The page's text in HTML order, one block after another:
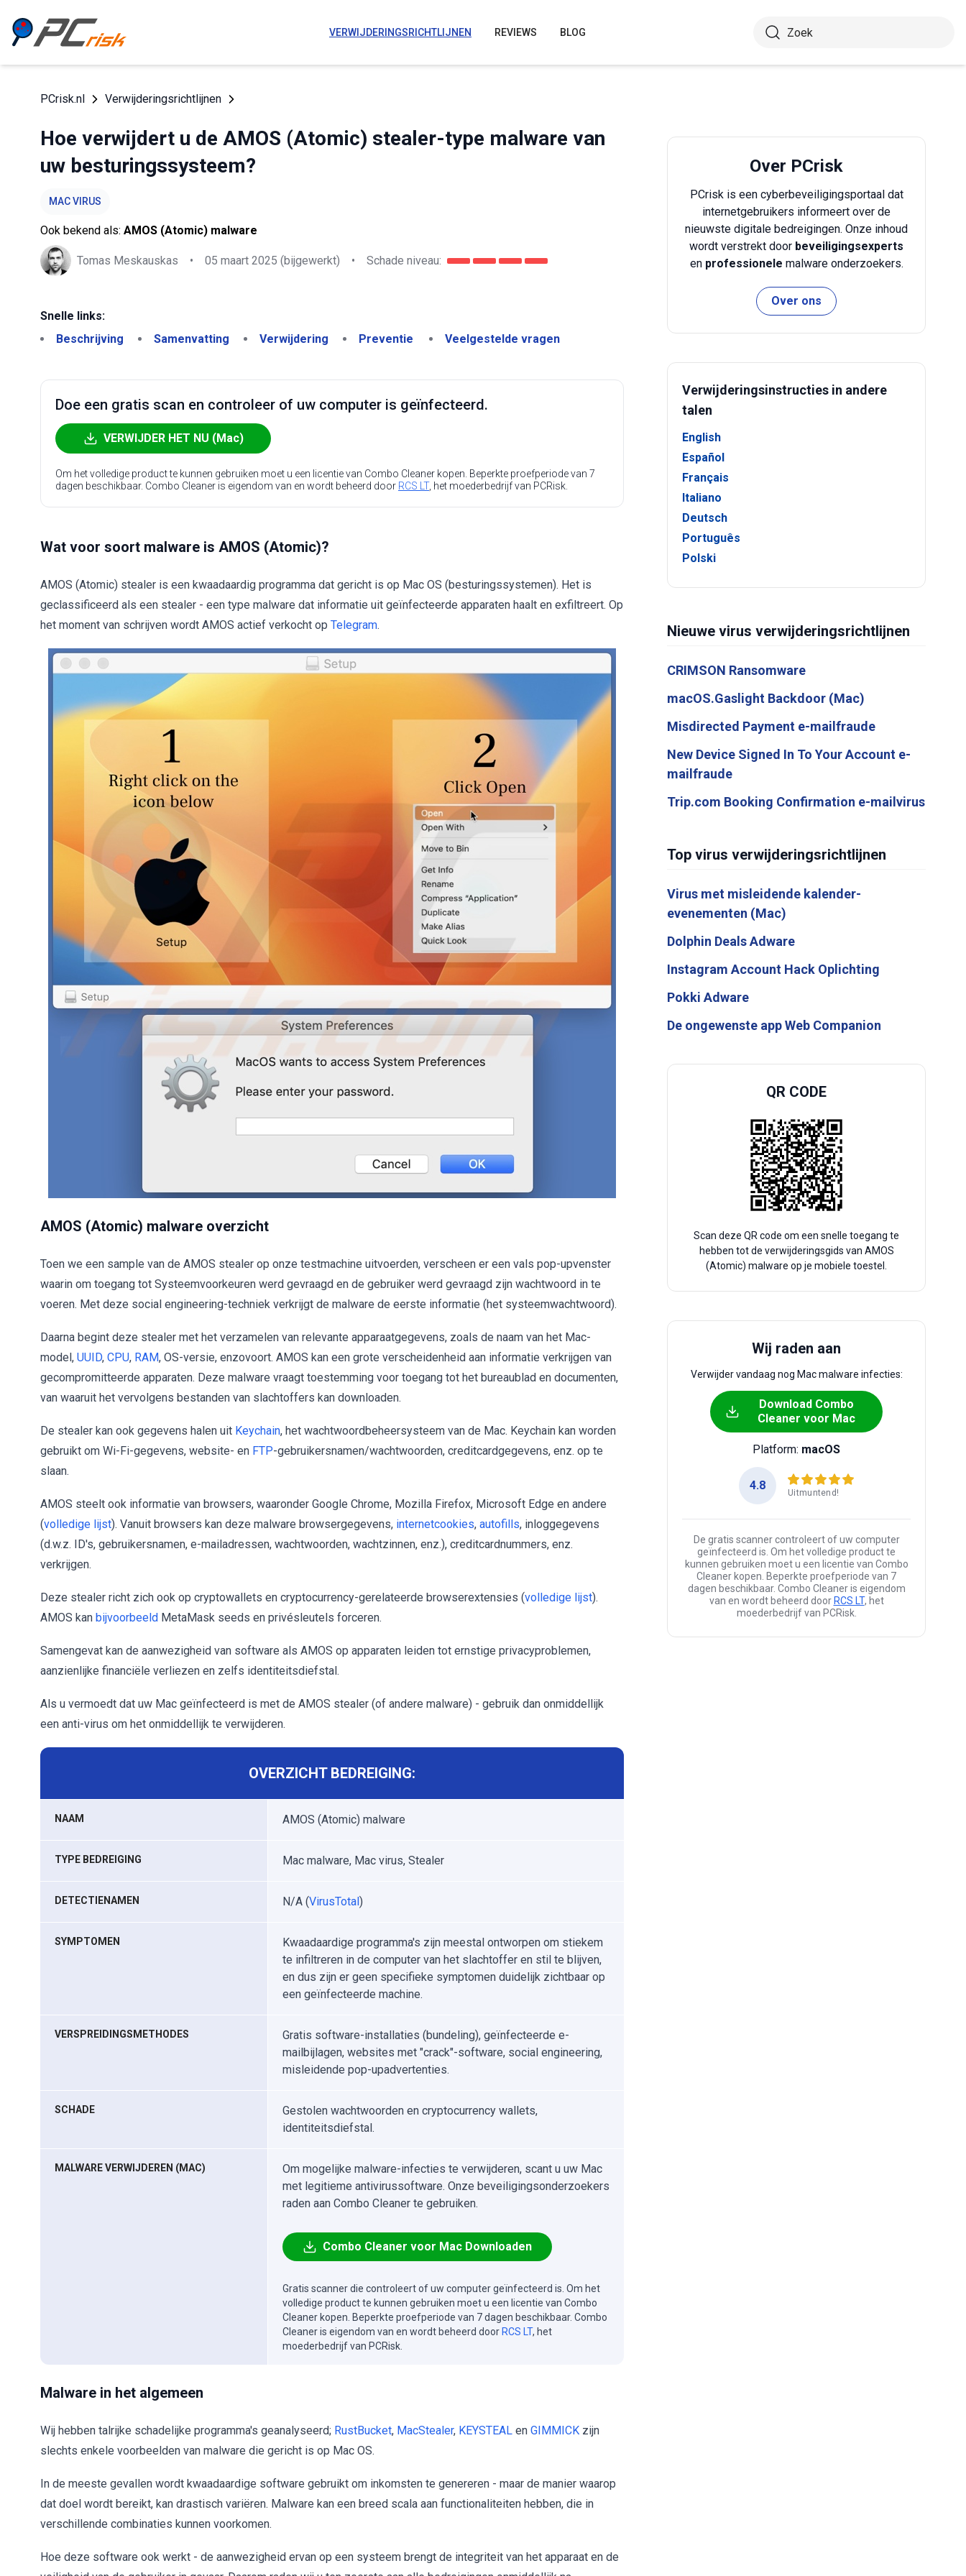
VERWIJDERINGSRICHTLIJNEN REVIEWS BLOG
PCrisk.nl Verwijderingsrichtlijnen
Hoe verwijdert u de AMOS (Atomic) stealer-type malware van
uw besturingssysteem?
MAC VIRUS
Ook bekend als: AMOS (Atomic) malware
Tomas Meskauskas • 05 maart 2025 (bijgewerkt) • Schade niveau:
Snelle links:
Beschrijving
Samenvatting Verwijdering Preventie Veelgestelde vragen
Doe een gratis scan en controleer of uw computer is geïnfecteerd.
VERWIJDER HET NU (Mac)
Om het volledige product te kunnen gebruiken moet u een licentie van Combo Cleaner kopen. Beperkte proefperiode van 7
dagen beschikbaar. Combo Cleaner is eigendom van en wordt beheerd door RCS LT, het moederbedrijf van PCRisk.
Wat voor soort malware is AMOS (Atomic)?
AMOS (Atomic) stealer is een kwaadaardig programma dat gericht is op Mac OS (besturingssystemen). Het is
geclassificeerd als een stealer - een type malware dat informatie uit geïnfecteerde apparaten haalt en exfiltreert. Op
het moment van schrijven wordt AMOS actief verkocht op Telegram.
AMOS (Atomic) malware overzicht
Toen we een sample van de AMOS stealer op onze testmachine uitvoerden, verscheen er een vals pop-upvenster
waarin om toegang tot Systeemvoorkeuren werd gevraagd en de gebruiker werd gevraagd zijn wachtwoord in te
voeren. Met deze social engineering-techniek verkrijgt de malware de eerste informatie (het systeemwachtwoord).
Daarna begint deze stealer met het verzamelen van relevante apparaatgegevens, zoals de naam van het Mac-
model, UUID, CPU, RAM, OS-versie, enzovoort. AMOS kan een grote verscheidenheid aan informatie verkrijgen van
gecompromitteerde apparaten. Deze malware vraagt toestemming voor toegang tot het bureaublad en documenten,
van waaruit het vervolgens bestanden van slachtoffers kan downloaden.
De stealer kan ook gegevens halen uit Keychain, het wachtwoordbeheersysteem van de Mac. Keychain kan worden
gebruikt om Wi-Fi-gegevens, website- en FTP-gebruikersnamen/wachtwoorden, creditcardgegevens, enz. op te
slaan.
AMOS steelt ook informatie van browsers, waaronder Google Chrome, Mozilla Firefox, Microsoft Edge en andere
(volledige lijst). Vanuit browsers kan deze malware browsergegevens, internetcookies, autofills, inloggegevens
(d.w.z. ID's, gebruikersnamen, e-mailadressen, wachtwoorden, wachtzinnen, enz.), creditcardnummers, enz.
verkrijgen.
Deze stealer richt zich ook op cryptowallets en cryptocurrency-gerelateerde browserextensies (volledige lijst).
AMOS kan bijvoorbeeld MetaMask seeds en privésleutels forceren.
Samengevat kan de aanwezigheid van software als AMOS op apparaten leiden tot ernstige privacyproblemen,
aanzienlijke financiële verliezen en zelfs identiteitsdiefstal.
Als u vermoedt dat uw Mac geïnfecteerd is met de AMOS stealer (of andere malware) - gebruik dan onmiddellijk
een anti-virus om het onmiddellijk te verwijderen.
OVERZICHT BEDREIGING:
NAAM AMOS (Atomic) malware
TYPE BEDREIGING Mac malware, Mac virus, Stealer
DETECTIENAMEN N/A (VirusTotal)
SYMPTOMEN
Kwaadaardige programma's zijn meestal ontworpen om stiekem
te infiltreren in de computer van het slachtoffer en stil te blijven,
en dus zijn er geen specifieke symptomen duidelijk zichtbaar op
een geïnfecteerde machine.
VERSPREIDINGSMETHODES
Gratis software-installaties (bundeling), geïnfecteerde e-
mailbijlagen, websites met "crack"-software, social engineering,
misleidende pop-upadvertenties.
SCHADE
Gestolen wachtwoorden en cryptocurrency wallets,
identiteitsdiefstal.
MALWARE VERWIJDEREN (MAC)
Om mogelijke malware-infecties te verwijderen, scant u uw Mac
met legitieme antivirussoftware. Onze beveiligingsonderzoekers
raden aan Combo Cleaner te gebruiken.
Combo Cleaner voor Mac Downloaden
Gratis scanner die controleert of uw computer geïnfecteerd is. Om het
volledige product te kunnen gebruiken moet u een licentie van Combo
Cleaner kopen. Beperkte proefperiode van 7 dagen beschikbaar. Combo
Cleaner is eigendom van en wordt beheerd door RCS LT, het
moederbedrijf van PCRisk.
Malware in het algemeen
Wij hebben talrijke schadelijke programma's geanalyseerd; RustBucket, MacStealer, KEYSTEAL en GIMMICK zijn
slechts enkele voorbeelden van malware die gericht is op Mac OS.
In de meeste gevallen wordt kwaadaardige software gebruikt om inkomsten te genereren - maar de manier waarop
dat doel wordt bereikt, kan drastisch variëren. Malware kan een breed scala aan functionaliteiten hebben, die in
verschillende combinaties kunnen voorkomen.
Hoe deze software ook werkt - de aanwezigheid ervan op een systeem brengt de integriteit van het apparaat en de
Over PCrisk
PCrisk is een cyberbeveiligingsportaal dat
internetgebruikers informeert over de
nieuwste digitale bedreigingen. Onze inhoud
wordt verstrekt door beveiligingsexperts
en professionele malware onderzoekers.
Over ons
Verwijderingsinstructies in andere
talen
English
Español
Français
Italiano
Deutsch
Português
Polski
Nieuwe virus verwijderingsrichtlijnen
CRIMSON Ransomware
macOS.Gaslight Backdoor (Mac)
Misdirected Payment e-mailfraude
New Device Signed In To Your Account e-
mailfraude
Trip.com Booking Confirmation e-mailvirus
Top virus verwijderingsrichtlijnen
Virus met misleidende kalender-
evenementen (Mac)
Dolphin Deals Adware
Instagram Account Hack Oplichting
Pokki Adware
De ongewenste app Web Companion
QR CODE
Scan deze QR code om een snelle toegang te
hebben tot de verwijderingsgids van AMOS
(Atomic) malware op je mobiele toestel.
Wij raden aan
Verwijder vandaag nog Mac malware infecties:
Download Combo
Cleaner voor Mac
Platform: macOS
4.8
Uitmuntend!
De gratis scanner controleert of uw computer
geïnfecteerd is. Om het volledige product te
kunnen gebruiken moet u een licentie van Combo
Cleaner kopen. Beperkte proefperiode van 7
dagen beschikbaar. Combo Cleaner is eigendom
van en wordt beheerd door RCS LT, het
moederbedrijf van PCRisk.